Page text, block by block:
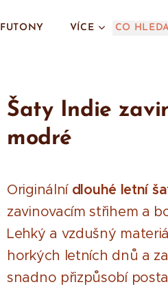
FUTONY VÍCE
Šaty Indie
modré
Originální dlouhé letní
zavinovacím střihem a
Lehký a vzdušný
horkých letních dnů a
snadno přizpůsobí